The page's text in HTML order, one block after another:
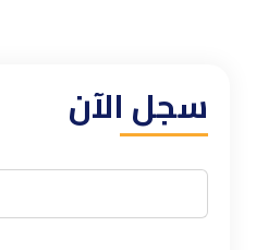
سجل الآن